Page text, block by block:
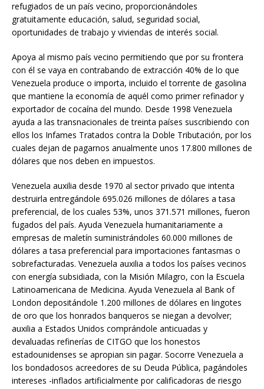
refugiados de un país vecino, proporcionándoles
gratuitamente educación, salud, seguridad social,
oportunidades de trabajo y viviendas de interés social.
Apoya al mismo país vecino permitiendo que por su frontera
con él se vaya en contrabando de extracción 40% de lo que
Venezuela produce o importa, incluido el torrente de gasolina
que mantiene la economía de aquél como primer refinador y
exportador de cocaína del mundo. Desde 1998 Venezuela
ayuda a las transnacionales de treinta países suscribiendo con
ellos los Infames Tratados contra la Doble Tributación, por los
cuales dejan de pagarnos anualmente unos 17.800 millones de
dólares que nos deben en impuestos.
Venezuela auxilia desde 1970 al sector privado que intenta
destruirla entregándole 695.026 millones de dólares a tasa
preferencial, de los cuales 53%, unos 371.571 millones, fueron
fugados del país. Ayuda Venezuela humanitariamente a
empresas de maletín suministrándoles 60.000 millones de
dólares a tasa preferencial para importaciones fantasmas o
sobrefacturadas. Venezuela auxilia a todos los países vecinos
con energía subsidiada, con la Misión Milagro, con la Escuela
Latinoamericana de Medicina. Ayuda Venezuela al Bank of
London depositándole 1.200 millones de dólares en lingotes
de oro que los honrados banqueros se niegan a devolver;
auxilia a Estados Unidos comprándole anticuadas y
devaluadas refinerías de CITGO que los honestos
estadounidenses se apropian sin pagar. Socorre Venezuela a
los bondadosos acreedores de su Deuda Pública, pagándoles
intereses -inflados artificialmente por calificadoras de riesgo